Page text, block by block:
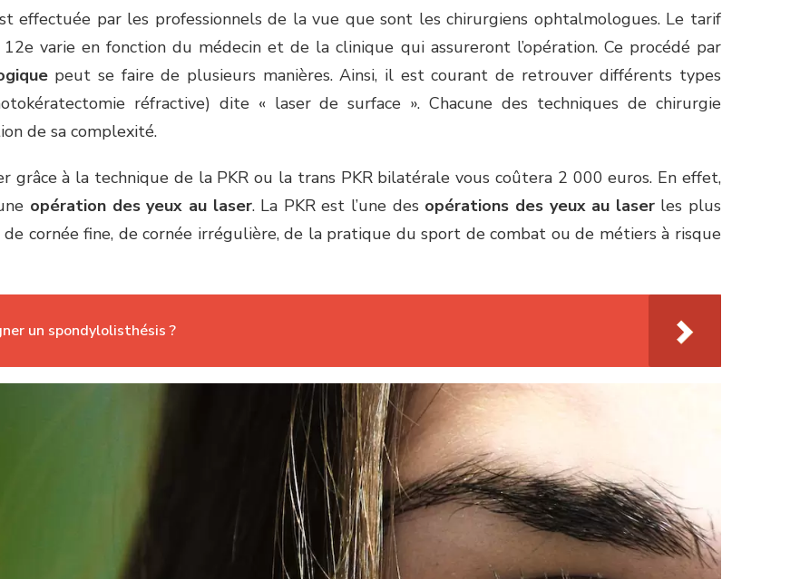
effectuée par les professionnels de la vue que sont les chirurgiens ophtalmologues. Le tarif
12e varie en fonction du médecin et de la clinique qui assureront l’opération. Ce procédé par
peut se faire de plusieurs manières. Ainsi, il est courant de retrouver différents types
réfractive) dite « laser de surface ». Chacune des techniques de chirurgie
de sa complexité.
grâce à la technique de la PKR ou la trans PKR bilatérale vous coûtera 2 000 euros. En effet,
opération des yeux au laser. La PKR est l’une des opérations des yeux au laserles plus
de cornée fine, de cornée irrégulière, de la pratique du sport de combat ou de métiers à risque
un spondylolisthésis ?